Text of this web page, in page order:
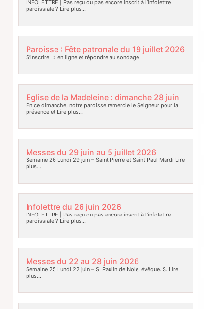
INFOLETTRE | Pas reçu ou pas encore inscrit à l’infolettre
paroissiale ? Lire plus…
Paroisse : Fête patronale du 19 juillet 2026
S’inscrire => en ligne et répondre au sondage
Eglise de la Madeleine : dimanche 28 juin
En ce dimanche, notre paroisse remercie le Seigneur pour la
présence etLire plus…
Messes du 29 juin au 5 juillet 2026
Semaine 26 Lundi 29 juin – Saint Pierre et Saint Paul Mardi Lire
plus…
Infolettre du 26 juin 2026
INFOLETTRE | Pas reçu ou pas encore inscrit à l’infolettre
paroissiale ? Lire plus…
Messes du 22 au 28 juin 2026
Semaine 25 Lundi 22 juin – S. Paulin de Nole, évêque. S. Lire
plus…